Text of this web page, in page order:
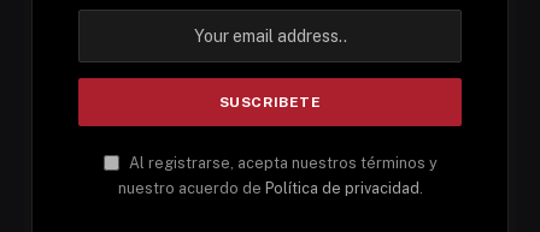
Al registrarse, acepta nuestros términos y
nuestro acuerdo de Política de privacidad .